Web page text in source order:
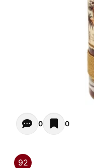
Opiniones - Pour
0 0
92